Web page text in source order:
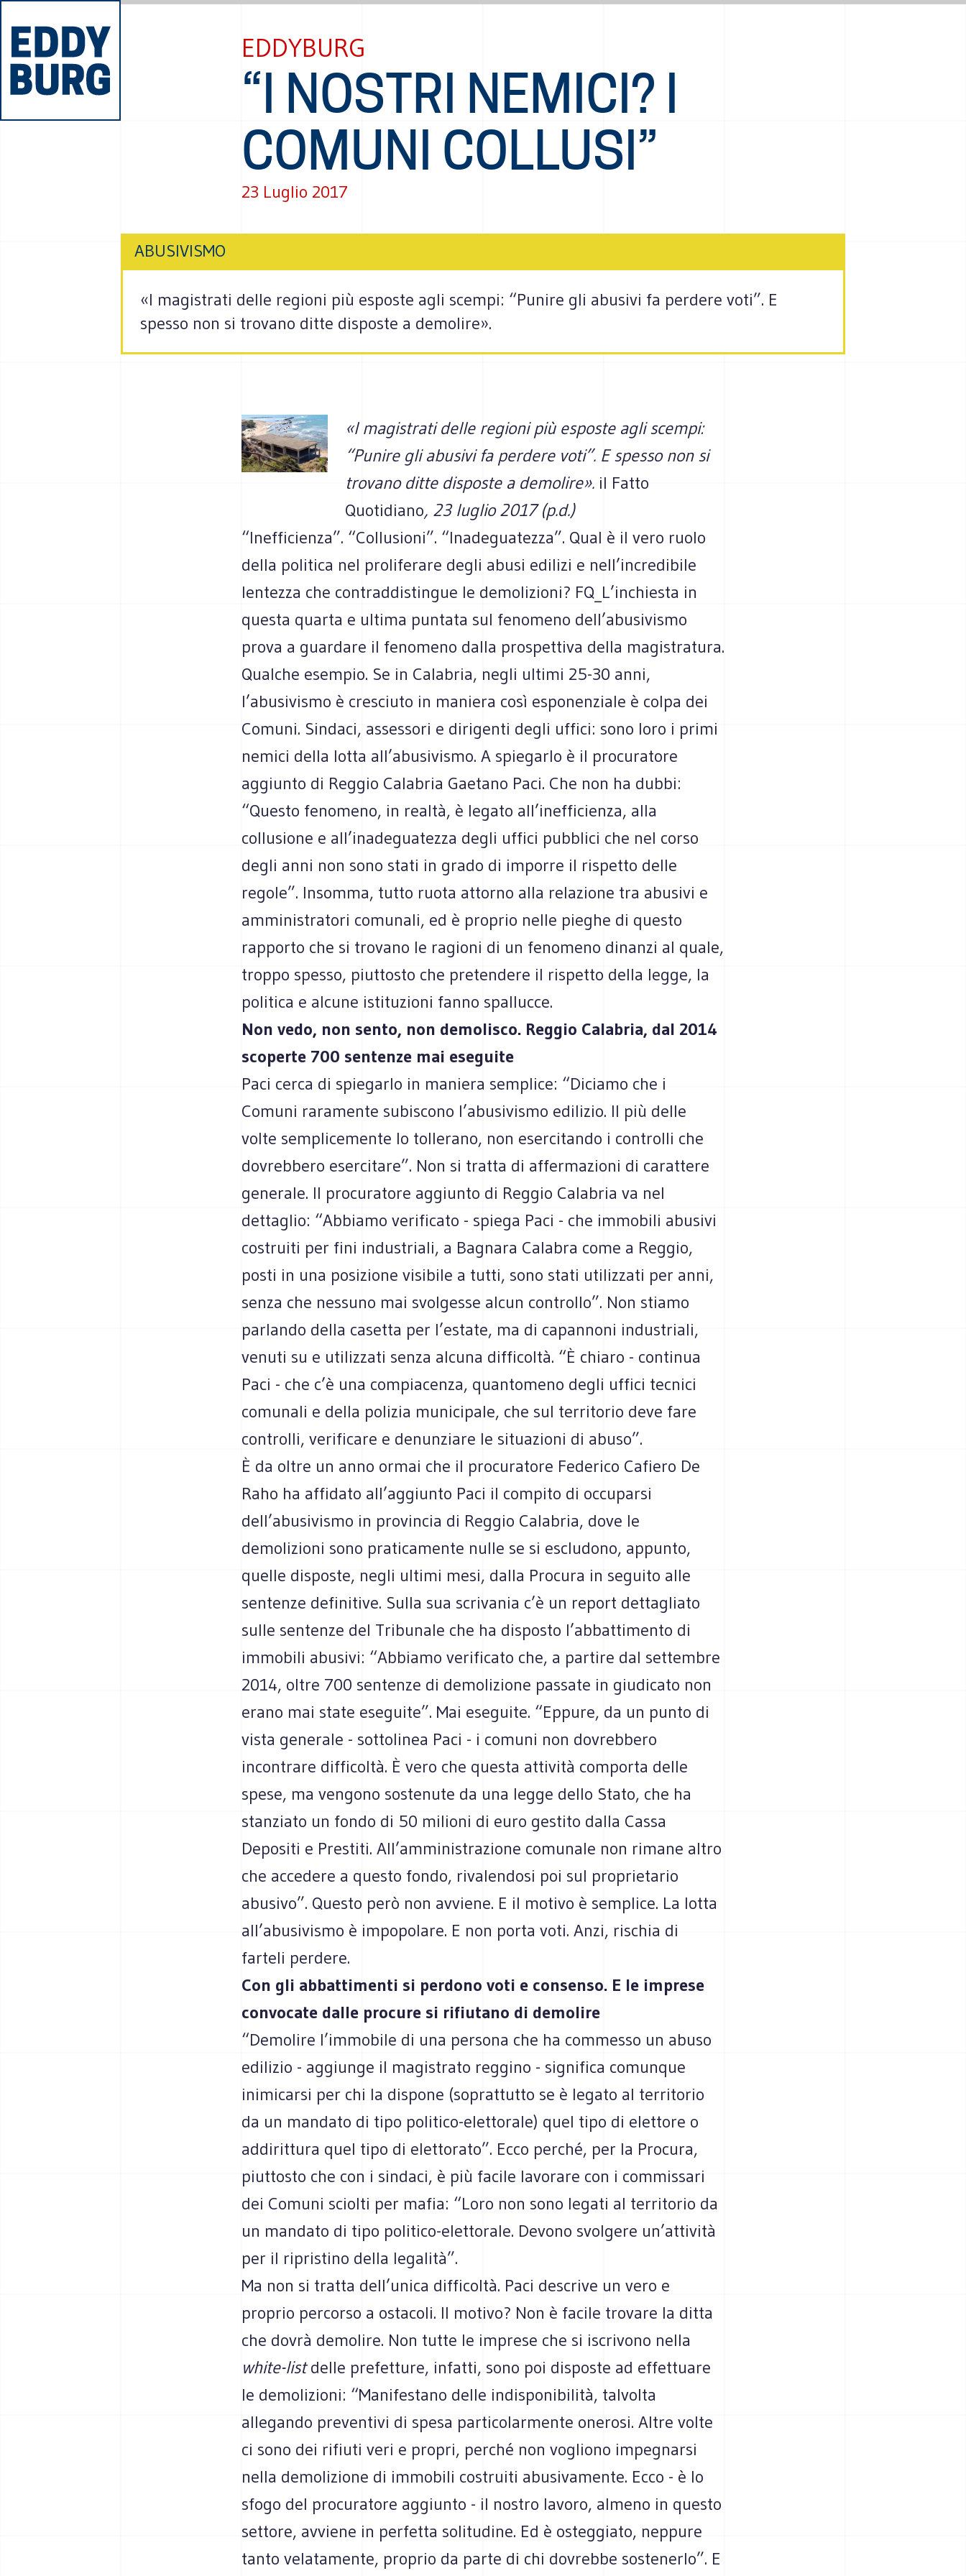
EDDYBURG
“I NOSTRI NEMICI? I
COMUNI COLLUSI”
23 Luglio 2017
ABUSIVISMO
«I magistrati delle regioni più esposte agli scempi: “Punire gli abusivi fa perdere voti”. E
spesso non si trovano ditte disposte a demolire».
«I magistrati delle regioni più esposte agli scempi:
“Punire gli abusivi fa perdere voti”. E spesso non si
trovano ditte disposte a demolire». il Fatto
Quotidiano, 23 luglio 2017 (p.d.)
“Inefficienza”. “Collusioni”. “Inadeguatezza”. Qual è il vero ruolo
della politica nel proliferare degli abusi edilizi e nell’incredibile
lentezza che contraddistingue le demolizioni? FQ_L’inchiesta in
questa quarta e ultima puntata sul fenomeno dell’abusivismo
prova a guardare il fenomeno dalla prospettiva della magistratura.
Qualche esempio. Se in Calabria, negli ultimi 25-30 anni,
l’abusivismo è cresciuto in maniera così esponenziale è colpa dei
Comuni. Sindaci, assessori e dirigenti degli uffici: sono loro i primi
nemici della lotta all’abusivismo. A spiegarlo è il procuratore
aggiunto di Reggio Calabria Gaetano Paci. Che non ha dubbi:
“Questo fenomeno, in realtà, è legato all’inefficienza, alla
collusione e all’inadeguatezza degli uffici pubblici che nel corso
degli anni non sono stati in grado di imporre il rispetto delle
regole”. Insomma, tutto ruota attorno alla relazione tra abusivi e
amministratori comunali, ed è proprio nelle pieghe di questo
rapporto che si trovano le ragioni di un fenomeno dinanzi al quale,
troppo spesso, piuttosto che pretendere il rispetto della legge, la
politica e alcune istituzioni fanno spallucce.
Non vedo, non sento, non demolisco. Reggio Calabria, dal 2014
scoperte 700 sentenze mai eseguite
Paci cerca di spiegarlo in maniera semplice: “Diciamo che i
Comuni raramente subiscono l’abusivismo edilizio. Il più delle
volte semplicemente lo tollerano, non esercitando i controlli che
dovrebbero esercitare”. Non si tratta di affermazioni di carattere
generale. Il procuratore aggiunto di Reggio Calabria va nel
dettaglio: “Abbiamo verificato - spiega Paci - che immobili abusivi
costruiti per fini industriali, a Bagnara Calabra come a Reggio,
posti in una posizione visibile a tutti, sono stati utilizzati per anni,
senza che nessuno mai svolgesse alcun controllo”. Non stiamo
parlando della casetta per l’estate, ma di capannoni industriali,
venuti su e utilizzati senza alcuna difficoltà. “È chiaro - continua
Paci - che c’è una compiacenza, quantomeno degli uffici tecnici
comunali e della polizia municipale, che sul territorio deve fare
controlli, verificare e denunziare le situazioni di abuso”.
È da oltre un anno ormai che il procuratore Federico Cafiero De
Raho ha affidato all’aggiunto Paci il compito di occuparsi
dell’abusivismo in provincia di Reggio Calabria, dove le
demolizioni sono praticamente nulle se si escludono, appunto,
quelle disposte, negli ultimi mesi, dalla Procura in seguito alle
sentenze definitive. Sulla sua scrivania c’è un report dettagliato
sulle sentenze del Tribunale che ha disposto l’abbattimento di
immobili abusivi: “Abbiamo verificato che, a partire dal settembre
2014, oltre 700 sentenze di demolizione passate in giudicato non
erano mai state eseguite”. Mai eseguite. “Eppure, da un punto di
vista generale - sottolinea Paci - i comuni non dovrebbero
incontrare difficoltà. È vero che questa attività comporta delle
spese, ma vengono sostenute da una legge dello Stato, che ha
stanziato un fondo di 50 milioni di euro gestito dalla Cassa
Depositi e Prestiti. All’amministrazione comunale non rimane altro
che accedere a questo fondo, rivalendosi poi sul proprietario
abusivo”. Questo però non avviene. E il motivo è semplice. La lotta
all’abusivismo è impopolare. E non porta voti. Anzi, rischia di
farteli perdere.
Con gli abbattimenti si perdono voti e consenso. E le imprese
convocate dalle procure si rifiutano di demolire
“Demolire l’immobile di una persona che ha commesso un abuso
edilizio - aggiunge il magistrato reggino - significa comunque
inimicarsi per chi la dispone (soprattutto se è legato al territorio
da un mandato di tipo politico-elettorale) quel tipo di elettore o
addirittura quel tipo di elettorato”. Ecco perché, per la Procura,
piuttosto che con i sindaci, è più facile lavorare con i commissari
dei Comuni sciolti per mafia: “Loro non sono legati al territorio da
un mandato di tipo politico-elettorale. Devono svolgere un’attività
per il ripristino della legalità”.
Ma non si tratta dell’unica difficoltà. Paci descrive un vero e
proprio percorso a ostacoli. Il motivo? Non è facile trovare la ditta
che dovrà demolire. Non tutte le imprese che si iscrivono nella
white-listdelle prefetture, infatti, sono poi disposte ad effettuare
le demolizioni: “Manifestano delle indisponibilità, talvolta
allegando preventivi di spesa particolarmente onerosi. Altre volte
ci sono dei rifiuti veri e propri, perché non vogliono impegnarsi
nella demolizione di immobili costruiti abusivamente. Ecco - è lo
sfogo del procuratore aggiunto - il nostro lavoro, almeno in questo
settore, avviene in perfetta solitudine. Ed è osteggiato, neppure
tanto velatamente, proprio da parte di chi dovrebbe sostenerlo”. E